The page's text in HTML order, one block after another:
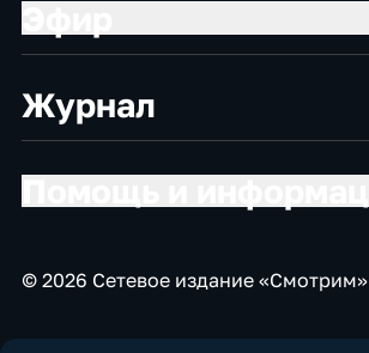
Журнал
© 2026 Сетевое издание «Смотрим»